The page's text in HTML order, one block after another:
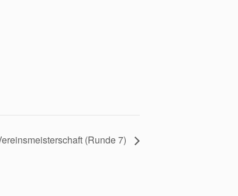
(Runde 7)